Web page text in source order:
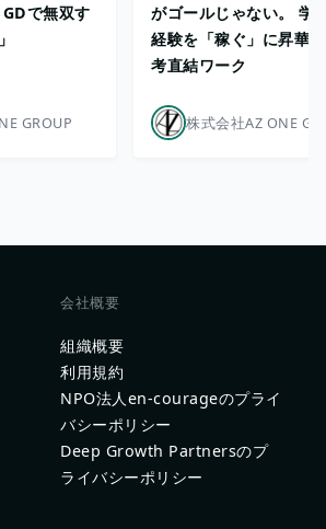
で無双す
GROUP
がゴールじゃない。 学
経験を「稼ぐ」に昇華
考直結ワーク
株式会社AZ ONE
会社概要
組織概要
利用規約
NPO法人en-courageのプライ
バシーポリシー
Deep Growth Partnersのプ
ライバシーポリシー